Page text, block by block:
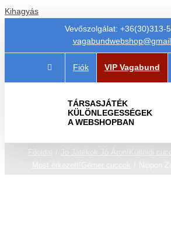
Kihagyás
Vevőszolgálat: +36(30)313-
Fiók VIP Vagabund
TÁRSASJÁTÉK
KÜLÖNLEGESSÉGEK
A WEBSHOPBAN
Főoldal Jó Játékok Jó Áron!
Külföldi
Most érkezett!
Nippon